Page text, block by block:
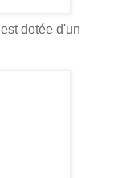
est dotée d'un